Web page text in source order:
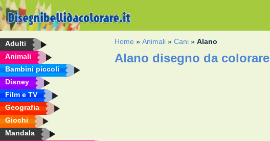
Adulti
Animali
Bambini piccoli
Disney
Film e TV
Geografia
Giochi
Mandala
Home »Animali »Cani »Alano
Alano disegno da colorare